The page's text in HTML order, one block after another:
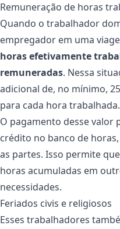
Remuneração de horas
Quando o trabalhador
empregador em uma
horas efetivamente
remuneradas. Nessa
adicional de, no mínimo,
para cada hora trabalhada.
O pagamento desse valor
crédito no banco de
as partes. Isso permite
horas acumuladas em
necessidades.
Feriados civis e religiosos
Esses trabalhadores